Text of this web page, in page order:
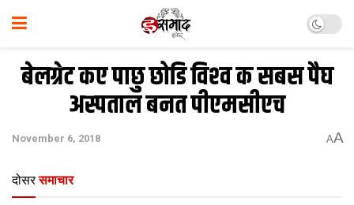
बेलग्रेट कए पाछु छोडि विश्‍व क सबस पैघ
अस्‍पताल बनत पीएमसीएच
November 6, 2018 AA
दोसर समाचार